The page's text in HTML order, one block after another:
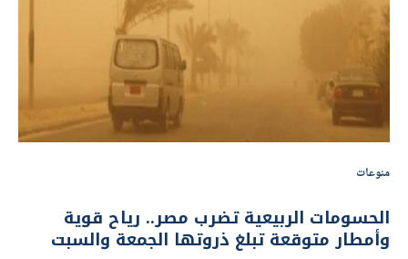
منوعات
الحسومات الربيعية تضرب مصر.. رياح قوية
وأمطار متوقعة تبلغ ذروتها الجمعة والسبت